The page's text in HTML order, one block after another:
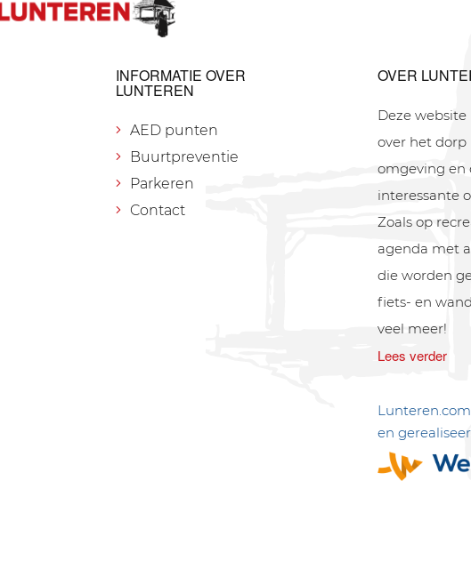
INFORMATIE OVER
LUNTEREN
AED punten
Buurtpreventie
Parkeren
Contact
OVER
Deze
over het
omgeving en
interessante
Zoals op
agenda met
die worden
fiets- en
veel meer!
Lees verder
en